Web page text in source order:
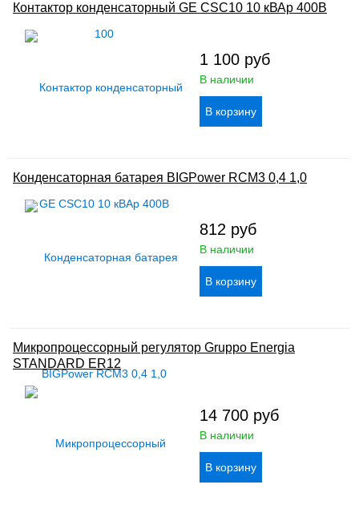
Контактор конденсаторный GE CSC10 10 кВАр 400В
1 100 руб
В наличии
Конденсаторная батарея BIGPower RCM3 0,4 1,0
812 руб
В наличии
Микропроцессорный регулятор Gruppo Energia
STANDARD ER12
14 700 руб
В наличии